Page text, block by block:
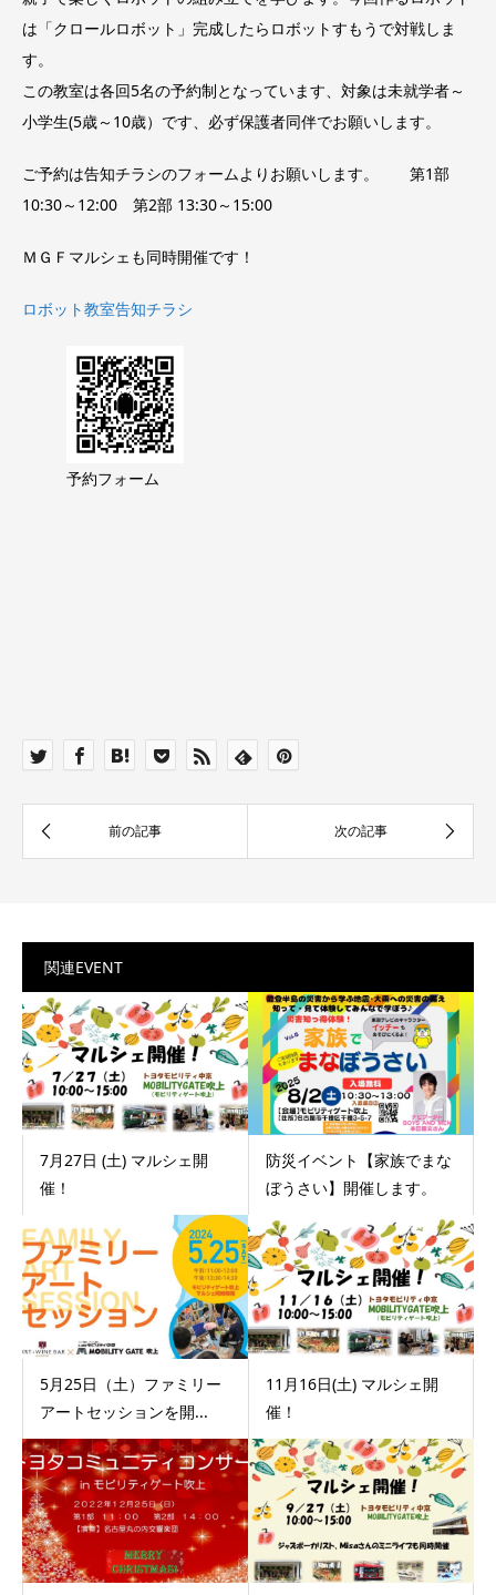
は「クロールロボット」完成したらロボットすもうで対戦しま
す
この教室は各回5名の予約制となっています、対象は未就学者～
小学生(5歳～10歳）です、必ず保護者同伴でお願いします。
ご予約は告知チラシのフォームよりお願いします。 第1部
10:30～12:00 第2部 13:30～15:00
ＭＧＦマルシェも同時開催です！
ロボット教室告知チラシ
予約フォーム
関連EVENT
7月27日 (土) マルシェ開
催！
防災イベント【家族でまな
ぼうさい】開催します。
5月25日（土）ファミリー
アートセッションを開...
11月16日(土) マルシェ開
催！